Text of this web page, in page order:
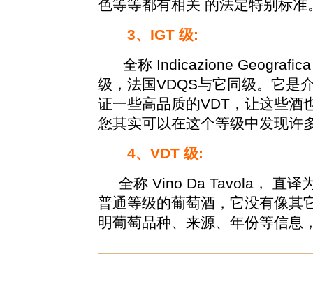
色等等都有相关 的法定特别标准
3、IGT 级:
全称 Indicazione
级，法国VDQS与它同级。它是
证一些高品质的VDT，让这些酒
您其实可以在这个等级中发现许
4、VDT 级:
全称 Vino Da Tavola， 直译
普通等级的葡萄酒，它没有像其
明葡萄品种、来源、年份等信息